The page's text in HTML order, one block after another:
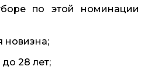
по этой номинации
новизна;
до 28 лет;